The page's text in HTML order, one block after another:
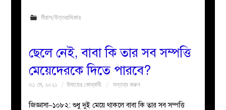
মীরাস/উত্তরাধিকার
ছেলে নেই, বাবা কি তার সব সম্পত্তি
মেয়েদেরকে দিতে পারবে?
৩১ মে, ২০২১ উমায়ের কোব্বাদী মন্তব্য করুন
জিজ্ঞাসা–১০৮২: শুধু দুই মেয়ে থাকলে বাবা কি তার সব সম্পত্তি